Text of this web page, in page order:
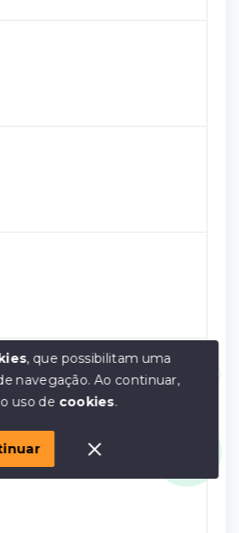
Olá! em posso ajudar?
, que possibilitam uma
navegação.Ao continuar,
uso de cookies.